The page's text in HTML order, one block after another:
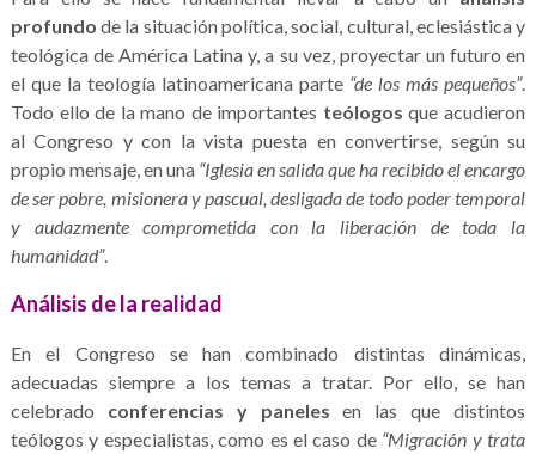
profundo de la situación política, social, cultural, eclesiástica y
teológica de América Latina y, a su vez, proyectar un futuro en
el que la teología latinoamericana parte “de los más pequeños”.
Todo ello de la mano de importantes teólogos que acudieron
al Congreso y con la vista puesta en convertirse, según su
propio mensaje, en una “Iglesia en salida que ha recibido el encargo
de ser pobre, misionera y pascual, desligada de todo poder temporal
y audazmente comprometida con la liberación de toda la
humanidad”.
Análisis de la realidad
En el Congreso se han combinado distintas dinámicas,
adecuadas siempre a los temas a tratar. Por ello, se han
celebrado conferencias y paneles en las que distintos
teólogos y especialistas, como es el caso de “Migración y trata